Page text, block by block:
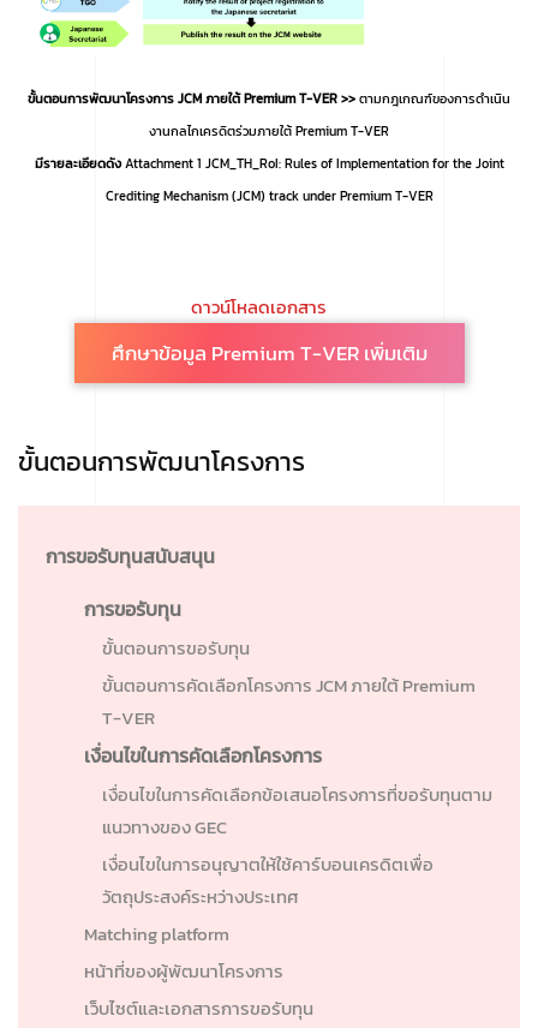
ขั้นตอนการพัฒนาโครงการ JCM ภายใต้ Premium T-VER >>ตามกฎเกณฑ์ของการดำเนิน
งานกลไกเครดิตร่วมภายใต้ Premium T-VER
มีรายละเอียดดังAttachment 1 JCM_TH_RoI: Rules of Implementation for the Joint
Crediting Mechanism (JCM) track under Premium T-VER
ดาวน์โหลดเอกสาร
ศึกษาข้อมูล Premium T-VER เพิ่มเติม
ขั้นตอนการพัฒนาโครงการ
การขอรับทุนสนับสนุน
การขอรับทุน
ขั้นตอนการขอรับทุน
ขั้นตอนการคัดเลือกโครงการ JCM ภายใต้ Premium
T-VER
เงื่อนไขในการคัดเลือกโครงการ
เงื่อนไขในการคัดเลือกข้อเสนอโครงการที่ขอรับทุนตาม
แนวทางของ GEC
เงื่อนไขในการอนุญาตให้ใช้คาร์บอนเครดิตเพื่อ
วัตถุประสงค์ระหว่างประเทศ
Matching platform
หน้าที่ของผู้พัฒนาโครงการ
เว็บไซต์และเอกสารการขอรับทุน